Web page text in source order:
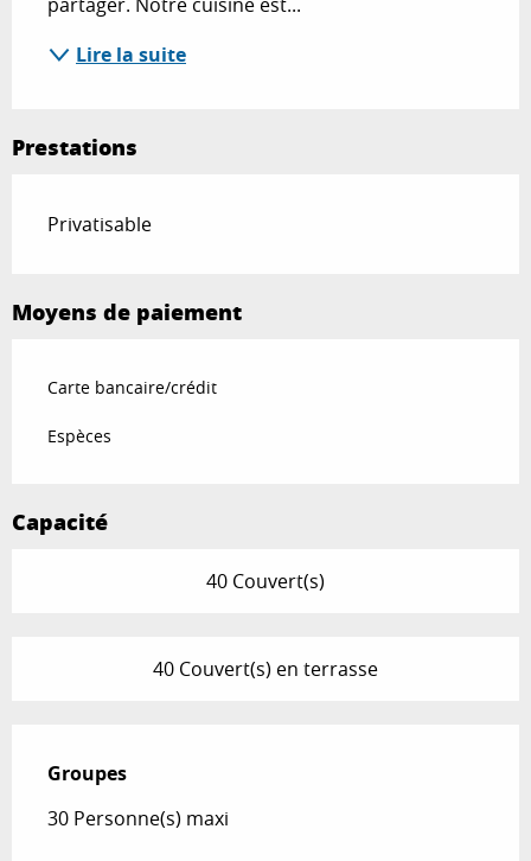
Lire la suite
Prestations
Privatisable
Moyens de paiement
Carte bancaire/crédit
Espèces
Capacité
40 Couvert(s)
40 Couvert(s) en terrasse
Groupes
Groupes
30 Personne(s) maxi